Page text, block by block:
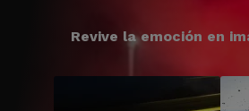
Revive la emoción en